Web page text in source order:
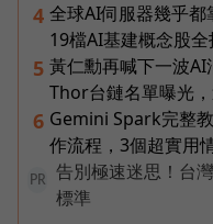
4 全球AI伺服器幾乎
19檔AI基建概念股
5 黃仁勳再喊下一波
Thor台鏈名單曝光
6 Gemini Spark完整
作流程，3個超實用
PR
告別極速迷思！台
標準